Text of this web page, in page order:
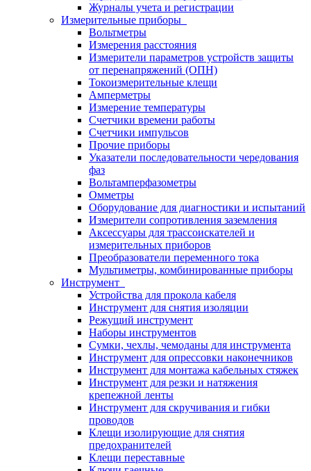
Журналы учета и регистрации
Измерительные приборы
Вольтметры
Измерения расстояния
Измерители параметров устройств защиты
от перенапряжений (ОПН)
Токоизмерительные клещи
Амперметры
Измерение температуры
Счетчики времени работы
Счетчики импульсов
Прочие приборы
Указатели последовательности чередования
фаз
Вольтамперфазометры
Омметры
Оборудование для диагностики и испытаний
Измерители сопротивления заземления
Аксессуары для трассоискателей и
измерительных приборов
Преобразователи переменного тока
Мультиметры, комбинированные приборы
Инструмент
Устройства для прокола кабеля
Инструмент для снятия изоляции
Режущий инструмент
Наборы инструментов
Сумки, чехлы, чемоданы для инструмента
Инструмент для опрессовки наконечников
Инструмент для монтажа кабельных стяжек
Инструмент для резки и натяжения
крепежной ленты
Инструмент для скручивания и гибки
проводов
Клещи изолирующие для снятия
предохранителей
Клещи переставные